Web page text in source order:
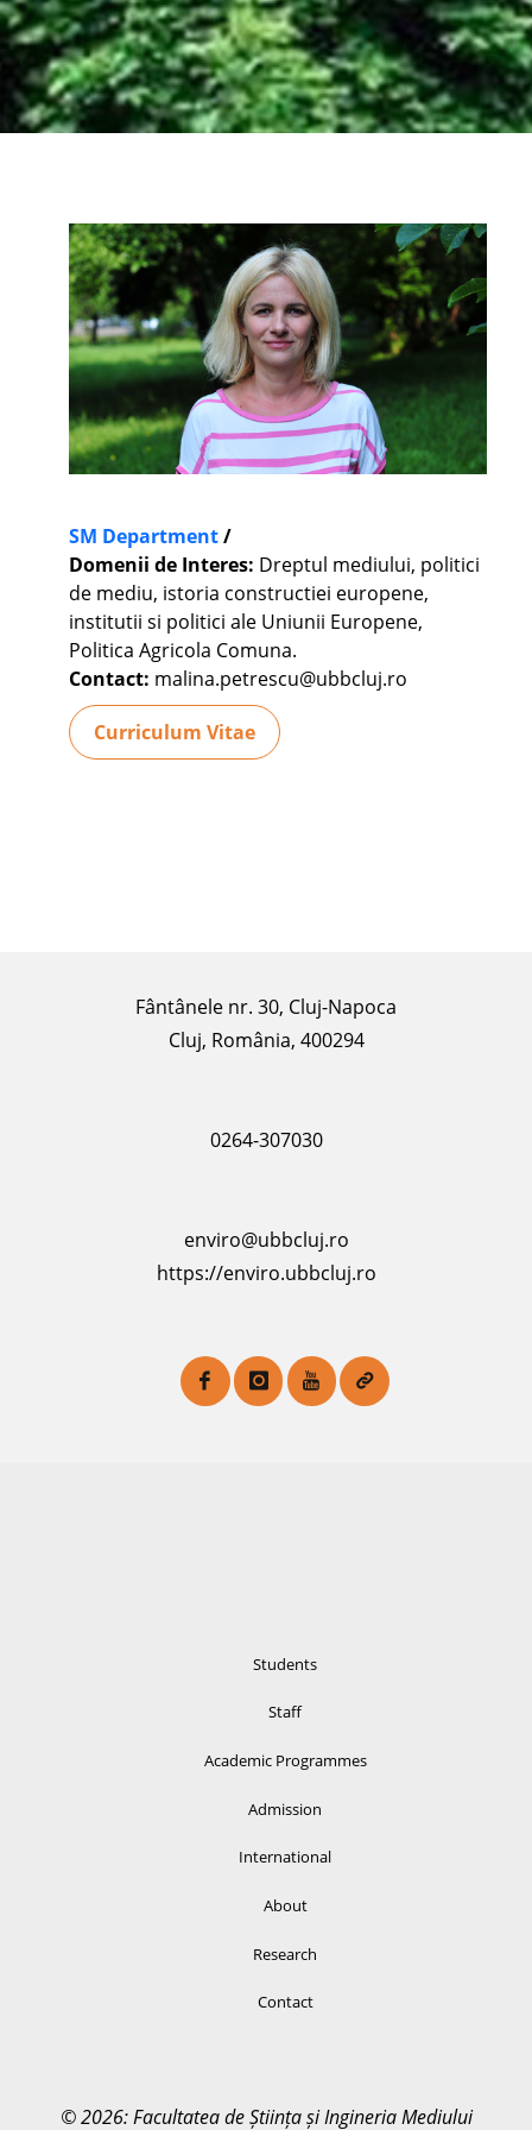
SM Department/
Domenii de Interes: Dreptul mediului, politici
de mediu, istoria constructiei europene,
institutii si politici ale Uniunii Europene,
Politica Agricola Comuna.
Contact: malina.petrescu@ubbcluj.ro
Curriculum Vitae
Fântânele nr. 30, Cluj-Napoca
Cluj, România, 400294
0264-307030
enviro@ubbcluj.ro
https://enviro.ubbcluj.ro
Students
Staff
Academic Programmes
Admission
International
About
Research
Contact
© 2026: Facultatea de Știința și Ingineria Mediului